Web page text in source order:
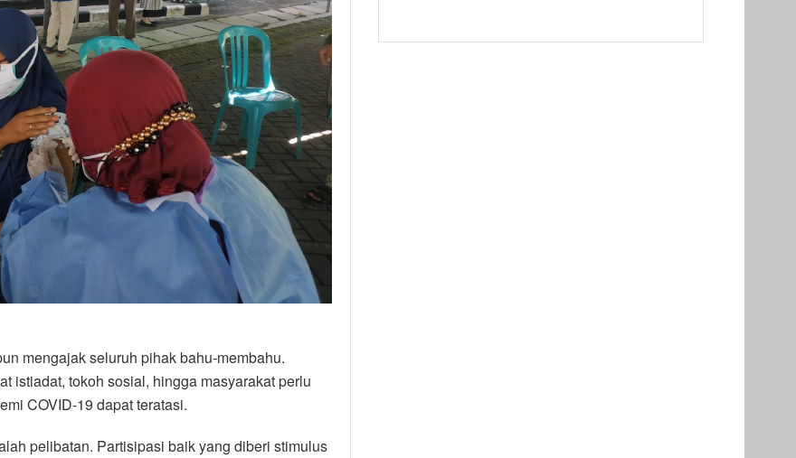
mengajak seluruh pihak bahu-membahu.
istiadat, tokoh sosial, hingga masyarakat perlu
COVID-19 dapat teratasi.
pelibatan. Partisipasi baik yang diberi stimulus